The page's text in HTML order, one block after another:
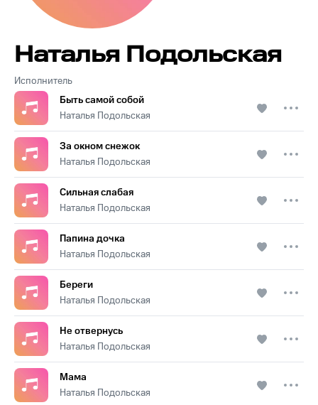
Исполнитель
Наталья Подольская
Быть самой собой
Наталья Подольская
За окном снежок
Наталья Подольская
Сильная слабая
Наталья Подольская
Папина дочка
Наталья Подольская
Береги
Наталья Подольская
Не отвернусь
Наталья Подольская
Мама
Наталья Подольская